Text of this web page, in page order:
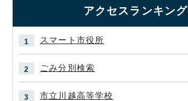
アクセスランキング
スマート市役所
ごみ分別検索
市立川越高等学校